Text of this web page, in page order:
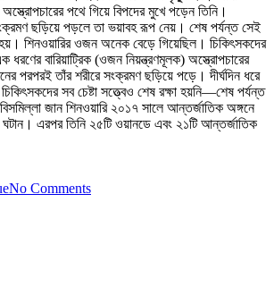
পথে গিয়ে বিপদের মুখে পড়েন তিনি।
ছড়িয়ে পড়লে তা ভয়াবহ রূপ নেয়। শেষ পর্যন্ত সেই
শিনওয়ারির ওজন অনেক বেড়ে গিয়েছিল। চিকিৎসকদের
ধরণের বারিয়াট্রিক (ওজন নিয়ন্ত্রণমূলক) অস্ত্রোপচারের
পরপরই তাঁর শরীরে সংক্রমণ ছড়িয়ে পড়ে। দীর্ঘদিন ধরে
সব চেষ্টা সত্ত্বেও শেষ রক্ষা হয়নি—শেষ পর্যন্ত
জান শিনওয়ারি ২০১৭ সালে আন্তর্জাতিক অঙ্গনে
এরপর তিনি ২৫টি ওয়ানডে এবং ২১টি আন্তর্জাতিক
No Comments